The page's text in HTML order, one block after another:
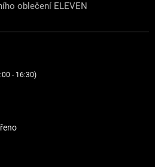
oblečení ELEVEN
- 16:30)